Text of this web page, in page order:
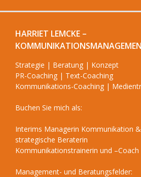
HARRIET LEMCKE –
Strategie | Beratung | Konzept
PR-Coaching | Text-Coaching
Kommunikations-Coaching |
Buchen Sie mich als:
Interims Managerin Kommunikation
strategische Beraterin
Kommunikationstrainerin und –Coach
Management- und Beratungsfelder: